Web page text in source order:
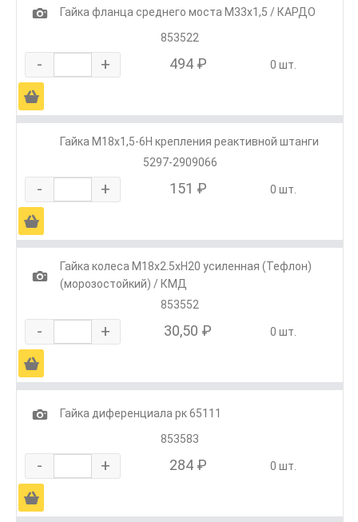
1
Гайка фланца среднего моста М33х1,5 / КАРДО
853522
- + 494 ₽ 0 шт.
Ä
Гайка М18х1,5-6Н крепления реактивной штанги
5297-2909066
- + 151 ₽ 0 шт.
Ä
1
Гайка колеса М18х2.5хH20 усиленная (Тефлон)
(морозостойкий) / КМД
853552
- + 30,50 ₽ 0 шт.
Ä
1
Гайка диференциала рк 65111
853583
- + 284 ₽ 0 шт.
Ä